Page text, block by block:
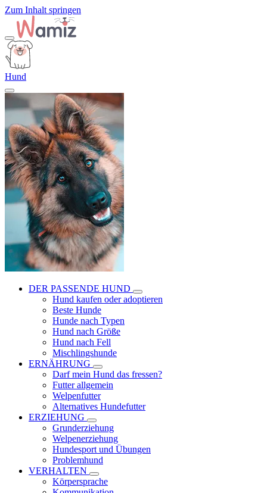
Zum Inhalt springen
Hund
DER PASSENDE HUND
Hund kaufen oder adoptieren
Beste Hunde
Hunde nach Typen
Hund nach Größe
Hund nach Fell
Mischlingshunde
ERNÄHRUNG
Darf mein Hund das fressen?
Futter allgemein
Welpenfutter
Alternatives Hundefutter
ERZIEHUNG
Grunderziehung
Welpenerziehung
Hundesport und Übungen
Problemhund
VERHALTEN
Körpersprache